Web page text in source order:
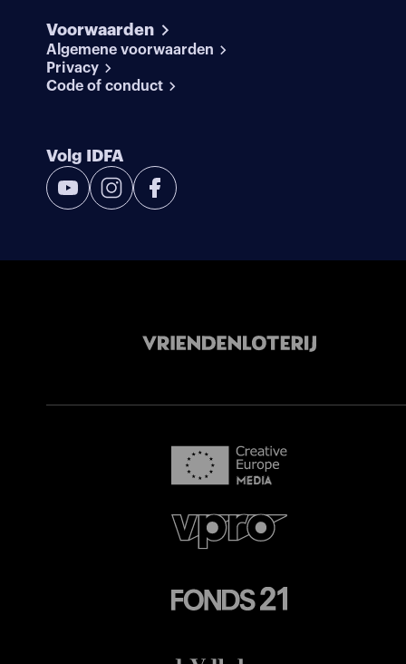
Voorwaarden
Algemene voorwaarden
Privacy
Code of conduct
Volg IDFA